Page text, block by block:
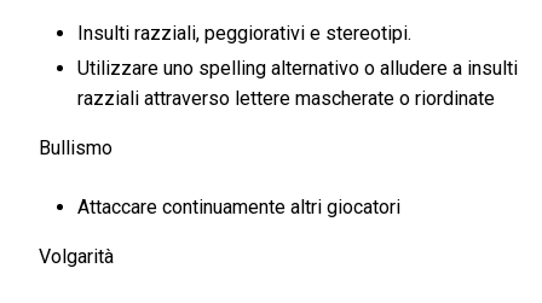
Insulti razziali, peggiorativi e stereotipi.
Utilizzare uno spelling alternativo o alludere a insulti
razziali attraverso lettere mascherate o riordinate
Bullismo
Attaccare continuamente altri giocatori
Volgarità